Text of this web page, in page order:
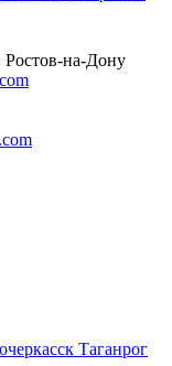
Ростов-на-Дону
Таганрог